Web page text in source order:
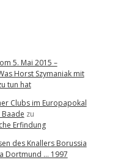
5. Mai 2015 –
Horst Szymaniak mit
tun hat
Clubs im Europapokal
zu
Erfindung
des Knallers Borussia
Dortmund … 1997